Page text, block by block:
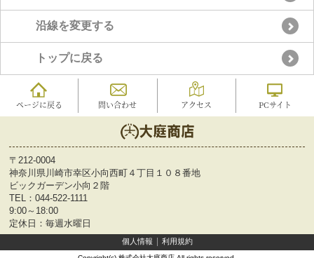
沿線を変更する
トップに戻る
ページに戻る 問い合わせ アクセス PCサイト
〒212-0004
神奈川県川崎市幸区小向西町４丁目１０８番地
ビックガーデン小向２階
TEL： 044-522-1111
9:00～18:00
定休日：毎週水曜日
個人情報 利用規約